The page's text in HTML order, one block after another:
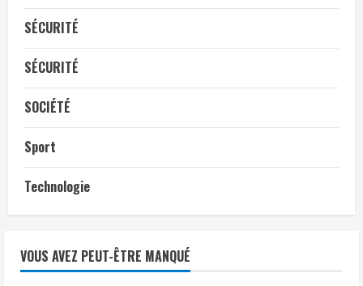
SÉCURITÉ
SÉCURITÉ
SOCIÉTÉ
Sport
Technologie
VOUS AVEZ PEUT-ÊTRE MANQUÉ